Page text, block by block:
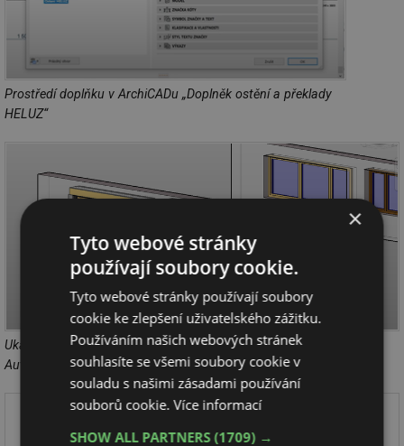
Prostředí doplňku v ArchiCADu „Doplněk ostění a překlady
HELUZ“
Ukázka vygenerovaných doplňkových cihel a překladů v programu
Autodesk REVIT
×
Tyto webové stránky
používají soubory cookie.
Tyto webové stránky používají soubory
cookie ke zlepšení uživatelského zážitku.
Používáním našich webových stránek
souhlasíte se všemi soubory cookie v
souladu s našimi zásadami používání
souborů cookie.Více informací
SHOW ALL PARTNERS(1709) →